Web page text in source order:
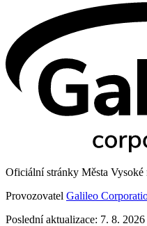
Oficiální stránky Města
Provozovatel Galileo
Poslední aktualizace: 7. 8. 2026